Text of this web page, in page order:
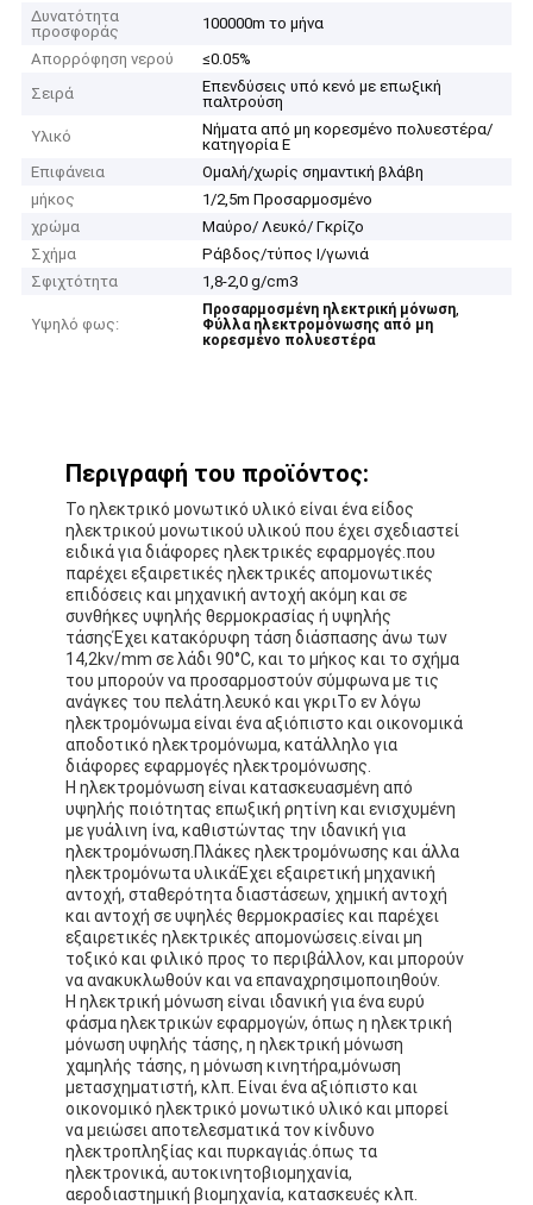
Δυνατότητα
προσφοράς
100000m το μήνα
Απορρόφηση νερού
≤0.05%
Σειρά
Επενδύσεις υπό κενό με επωξική
παλτρούση
Υλικό
Νήματα από μη κορεσμένο πολυεστέρα/
κατηγορία Ε
Επιφάνεια
Ομαλή/χωρίς σημαντική βλάβη
μήκος
1/2,5m Προσαρμοσμένο
χρώμα
Μαύρο/ Λευκό/ Γκρίζο
Σχήμα
Ράβδος/τύπος Ι/γωνιά
Σφιχτότητα
1,8-2,0 g/cm3
Υψηλό φως:
Προσαρμοσμένη ηλεκτρική μόνωση,
Φύλλα ηλεκτρομόνωσης από μη
κορεσμένο πολυεστέρα
Περιγραφή του προϊόντος:
Το ηλεκτρικό μονωτικό υλικό είναι ένα είδος
ηλεκτρικού μονωτικού υλικού που έχει σχεδιαστεί
ειδικά για διάφορες ηλεκτρικές εφαρμογές.που
παρέχει εξαιρετικές ηλεκτρικές απομονωτικές
επιδόσεις και μηχανική αντοχή ακόμη και σε
συνθήκες υψηλής θερμοκρασίας ή υψηλής
τάσηςΈχει κατακόρυφη τάση διάσπασης άνω των
14,2kv/mm σε λάδι 90°C, και το μήκος και το σχήμα
του μπορούν να προσαρμοστούν σύμφωνα με τις
ανάγκες του πελάτη.λευκό και γκριΤο εν λόγω
ηλεκτρομόνωμα είναι ένα αξιόπιστο και οικονομικά
αποδοτικό ηλεκτρομόνωμα, κατάλληλο για
διάφορες εφαρμογές ηλεκτρομόνωσης.
Η ηλεκτρομόνωση είναι κατασκευασμένη από
υψηλής ποιότητας επωξική ρητίνη και ενισχυμένη
με γυάλινη ίνα, καθιστώντας την ιδανική για
ηλεκτρομόνωση.Πλάκες ηλεκτρομόνωσης και άλλα
ηλεκτρομόνωτα υλικάΈχει εξαιρετική μηχανική
αντοχή, σταθερότητα διαστάσεων, χημική αντοχή
και αντοχή σε υψηλές θερμοκρασίες και παρέχει
εξαιρετικές ηλεκτρικές απομονώσεις.είναι μη
τοξικό και φιλικό προς το περιβάλλον, και μπορούν
να ανακυκλωθούν και να επαναχρησιμοποιηθούν.
Η ηλεκτρική μόνωση είναι ιδανική για ένα ευρύ
φάσμα ηλεκτρικών εφαρμογών, όπως η ηλεκτρική
μόνωση υψηλής τάσης, η ηλεκτρική μόνωση
χαμηλής τάσης, η μόνωση κινητήρα,μόνωση
μετασχηματιστή, κλπ. Είναι ένα αξιόπιστο και
οικονομικό ηλεκτρικό μονωτικό υλικό και μπορεί
να μειώσει αποτελεσματικά τον κίνδυνο
ηλεκτροπληξίας και πυρκαγιάς.όπως τα
ηλεκτρονικά, αυτοκινητοβιομηχανία,
αεροδιαστημική βιομηχανία, κατασκευές κλπ.